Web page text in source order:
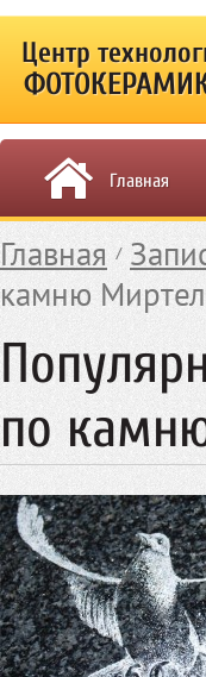
Центр
Главная
Главная
камню
по